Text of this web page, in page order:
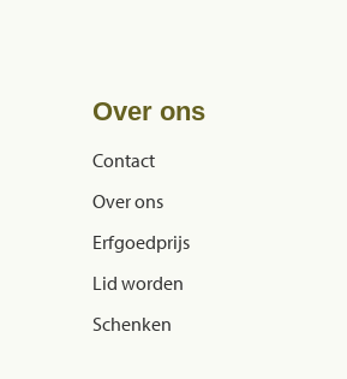
Over ons
Contact
Over ons
Erfgoedprijs
Lid worden
Schenken